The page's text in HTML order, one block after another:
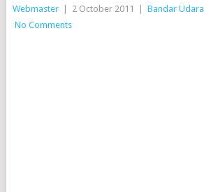
Webmaster 2 October 2011 Bandar Udara
No Comments